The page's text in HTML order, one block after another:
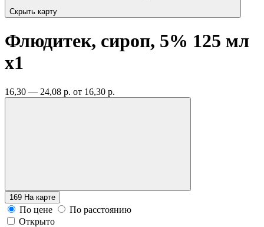
Скрыть карту
Флюдитек, сироп, 5% 125 мл
x1
16,30 — 24,08 р. от 16,30 р.
169 На карте
По цене
По расстоянию
Открыто